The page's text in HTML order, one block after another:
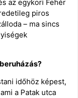
az egykori Fehér
piros
– ma sincs
időhöz képest,
a Patak utca